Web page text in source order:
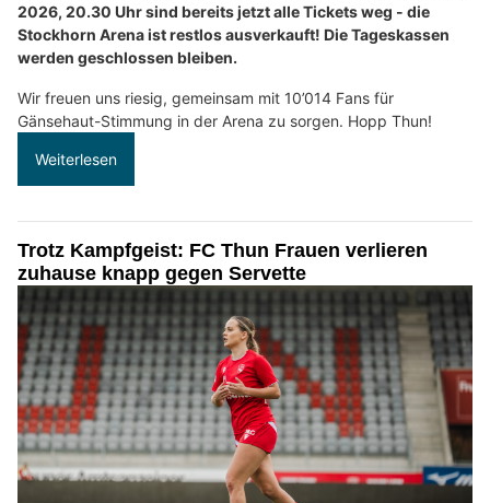
2026, 20.30 Uhr sind bereits jetzt alle Tickets weg - die
Stockhorn Arena ist restlos ausverkauft! Die Tageskassen
werden geschlossen bleiben.
Wir freuen uns riesig, gemeinsam mit 10’014 Fans für
Gänsehaut-Stimmung in der Arena zu sorgen. Hopp Thun!
Weiterlesen
Trotz Kampfgeist: FC Thun Frauen verlieren
zuhause knapp gegen Servette